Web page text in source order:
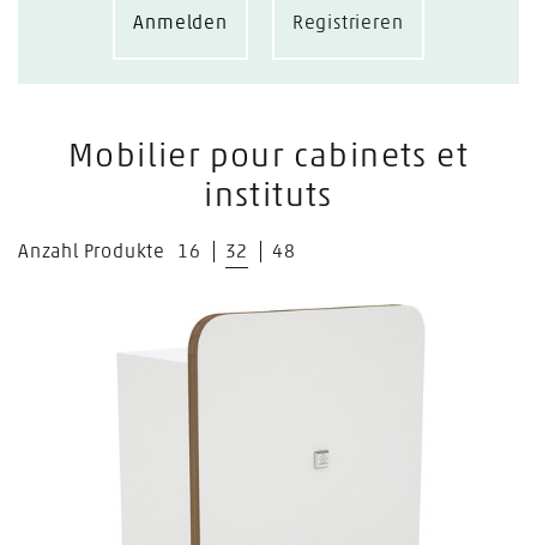
Anmelden Registrieren
Mobilier pour cabinets et
instituts
Anzahl Produkte 16 32 48